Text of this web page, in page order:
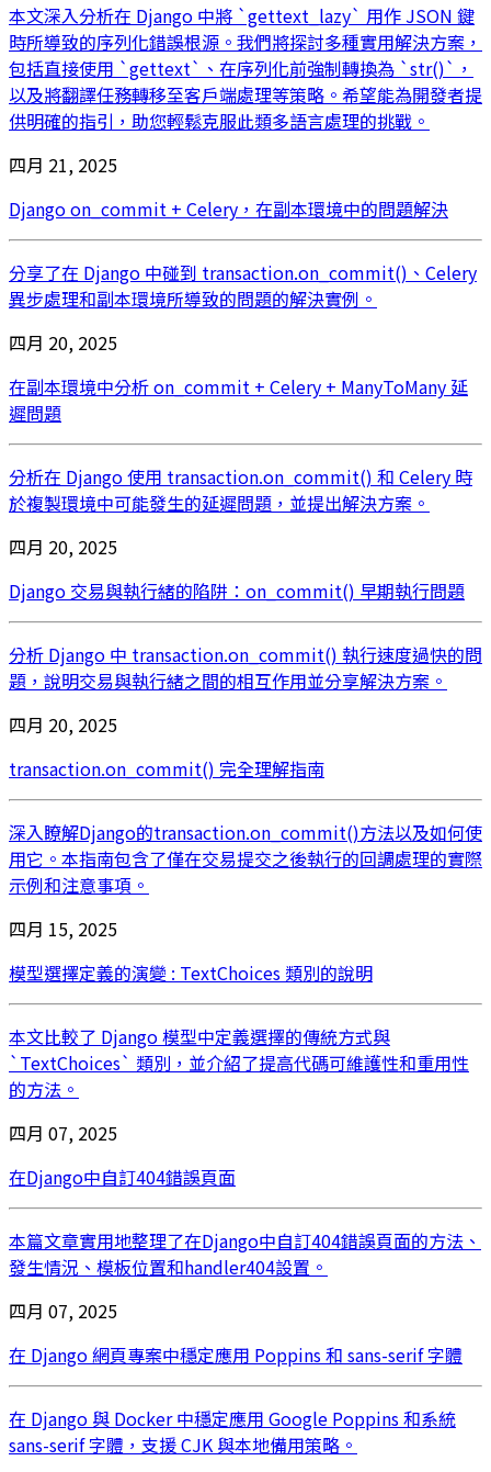
本文深入分析在 Django 中將 `gettext_lazy` 用作 JSON 鍵
時所導致的序列化錯誤根源。我們將探討多種實用解決方案，
包括直接使用 `gettext`、在序列化前強制轉換為 `str()`，
以及將翻譯任務轉移至客戶端處理等策略。希望能為開發者提
供明確的指引，助您輕鬆克服此類多語言處理的挑戰。
四月 21, 2025
Django on_commit + Celery，在副本環境中的問題解決
分享了在 Django 中碰到 transaction.on_commit()、Celery
異步處理和副本環境所導致的問題的解決實例。
四月 20, 2025
在副本環境中分析 on_commit + Celery + ManyToMany 延
遲問題
分析在 Django 使用 transaction.on_commit() 和 Celery 時
於複製環境中可能發生的延遲問題，並提出解決方案。
四月 20, 2025
Django 交易與執行緒的陷阱：on_commit() 早期執行問題
分析 Django 中 transaction.on_commit() 執行速度過快的問
題，說明交易與執行緒之間的相互作用並分享解決方案。
四月 20, 2025
transaction.on_commit() 完全理解指南
深入瞭解Django的transaction.on_commit()方法以及如何使
用它。本指南包含了僅在交易提交之後執行的回調處理的實際
示例和注意事項。
四月 15, 2025
模型選擇定義的演變 : TextChoices 類別的說明
本文比較了 Django 模型中定義選擇的傳統方式與
`TextChoices` 類別，並介紹了提高代碼可維護性和重用性
的方法。
四月 07, 2025
在Django中自訂404錯誤頁面
本篇文章實用地整理了在Django中自訂404錯誤頁面的方法、
發生情況、模板位置和handler404設置。
四月 07, 2025
在 Django 網頁專案中穩定應用 Poppins 和 sans-serif 字體
在 Django 與 Docker 中穩定應用 Google Poppins 和系統
sans-serif 字體，支援 CJK 與本地備用策略。